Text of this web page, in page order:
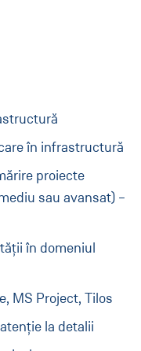
în infrastructură
proiecte
sau avansat) –
în domeniul
MS Project, Tilos
la detalii